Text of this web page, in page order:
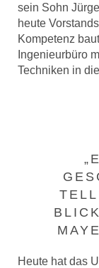
sein Sohn
heute
Kompetenz
Ingenieurbüro
Techniken in
Heute hat das